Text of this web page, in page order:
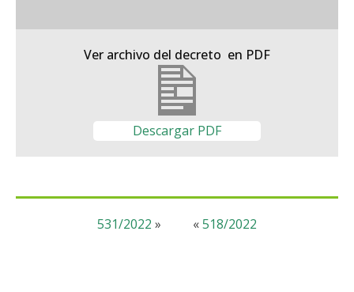
Ver archivo del decreto en PDF
Descargar PDF
«518/2022
531/2022 »